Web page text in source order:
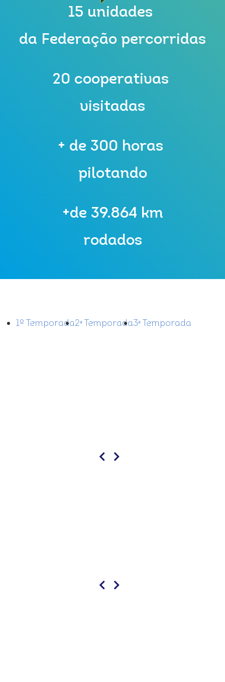
15 unidades
da Federação percorridas
20 cooperativas
visitadas
+ de 300 horas
pilotando
+de 39.864 km
rodados
1º Temporada2ᵃ Temporada3ᵃ Temporada